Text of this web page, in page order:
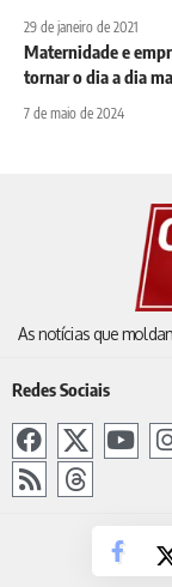
29 de janeiro de 2021
Maternidade e
tornar o dia a dia
7 de maio de 2024
As notícias que
Redes Sociais